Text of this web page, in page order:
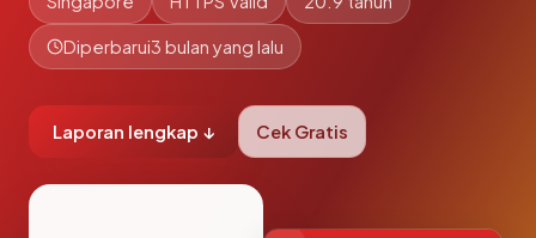
Diperbarui3 bulan yang lalu
Laporan lengkap ↓ Cek Gratis